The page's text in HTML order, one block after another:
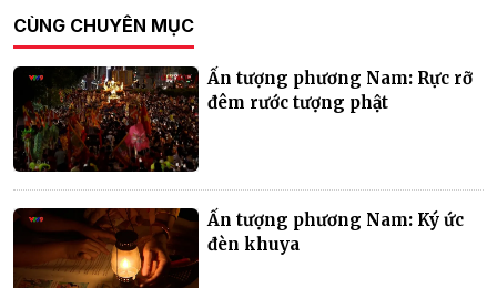
CÙNG CHUYÊN MỤC
Ấn tượng phương Nam: Rực rỡ
đêm rước tượng phật
Ấn tượng phương Nam: Ký ức
đèn khuya